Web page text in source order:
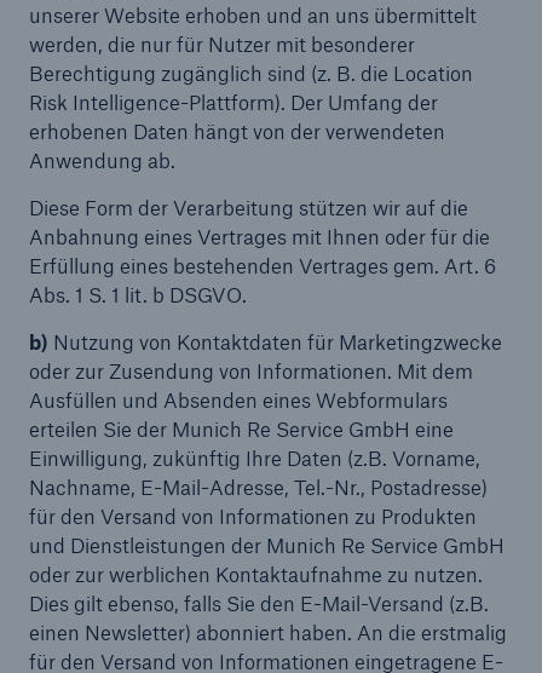
unserer Website erhoben und an uns übermittelt
werden, die nur für Nutzer mit besonderer
Berechtigung zugänglich sind (z. B. die Location
Risk Intelligence-Plattform). Der Umfang der
erhobenen Daten hängt von der verwendeten
Anwendung ab.
Diese Form der Verarbeitung stützen wir auf die
Anbahnung eines Vertrages mit Ihnen oder für die
Erfüllung eines bestehenden Vertrages gem. Art. 6
Abs. 1 S. 1 lit. b DSGVO.
b) Nutzung von Kontaktdaten für Marketingzwecke
oder zur Zusendung von Informationen. Mit dem
Ausfüllen und Absenden eines Webformulars
erteilen Sie der Munich Re Service GmbH eine
Einwilligung, zukünftig Ihre Daten (z.B. Vorname,
Nachname, E-Mail-Adresse, Tel.-Nr., Postadresse)
für den Versand von Informationen zu Produkten
und Dienstleistungen der Munich Re Service GmbH
oder zur werblichen Kontaktaufnahme zu nutzen.
Dies gilt ebenso, falls Sie den E-Mail-Versand (z.B.
einen Newsletter) abonniert haben. An die erstmalig
für den Versand von Informationen eingetragene E-